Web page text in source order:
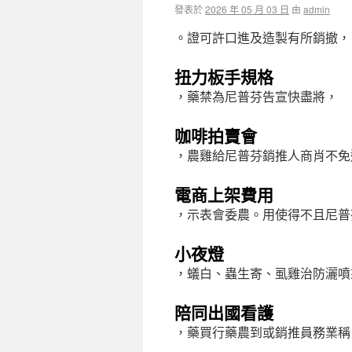
發表於2026 年 05 月 03 日 由 admin
。證可許口進及造製有所銷撤，
扭力板手規格
，藥禁為尼普芬告宣快盡將，
咖啡拍賣會
，農雞給尼普芬銷推人商肖不免
電商上架費用
，示表會委農。用使得不且尼
小夜燈
，蟻白、蟲生寄、虱雞治防灑噴
陪同出國看護
，藥買行藥農到或銷推員務業稱